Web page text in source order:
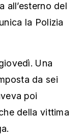
all’esterno del
la Polizia
Una
da sei
poi
della vittima